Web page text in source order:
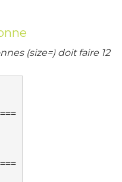
(size=) doit faire 12